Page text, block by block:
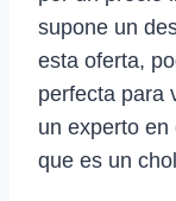
supone un
esta oferta,
perfecta para
un experto
que es un